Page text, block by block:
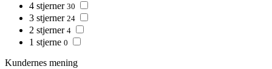
4 stjerner 30
3 stjerner 24
2 stjerner 4
1 stjerne 0
Kundernes mening